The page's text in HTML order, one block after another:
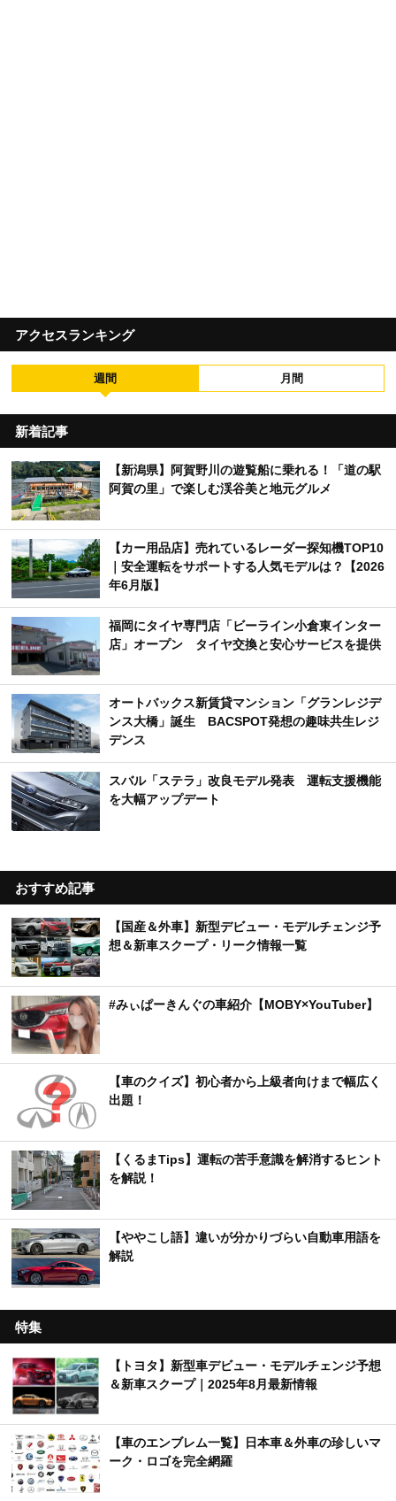
アクセスランキング
週間 月間
新着記事
【新潟県】阿賀野川の遊覧船に乗れる！「道の駅
阿賀の里」で楽しむ渓谷美と地元グルメ
【カー用品店】売れているレーダー探知機TOP10
｜安全運転をサポートする人気モデルは？【2026
年6月版】
福岡にタイヤ専門店「ビーライン小倉東インター
店」オープン タイヤ交換と安心サービスを提供
オートバックス新賃貸マンション「グランレジデ
ンス大橋」誕生 BACSPOT発想の趣味共生レジ
デンス
スバル「ステラ」改良モデル発表 運転支援機能
を大幅アップデート
おすすめ記事
【国産＆外車】新型デビュー・モデルチェンジ予
想＆新車スクープ・リーク情報一覧
#みぃぱーきんぐの車紹介【MOBY×YouTuber】
【車のクイズ】初心者から上級者向けまで幅広く
出題！
【くるまTips】運転の苦手意識を解消するヒント
を解説！
【ややこし語】違いが分かりづらい自動車用語を
解説
特集
【トヨタ】新型車デビュー・モデルチェンジ予想
＆新車スクープ｜2025年8月最新情報
【車のエンブレム一覧】日本車＆外車の珍しいマ
ーク・ロゴを完全網羅